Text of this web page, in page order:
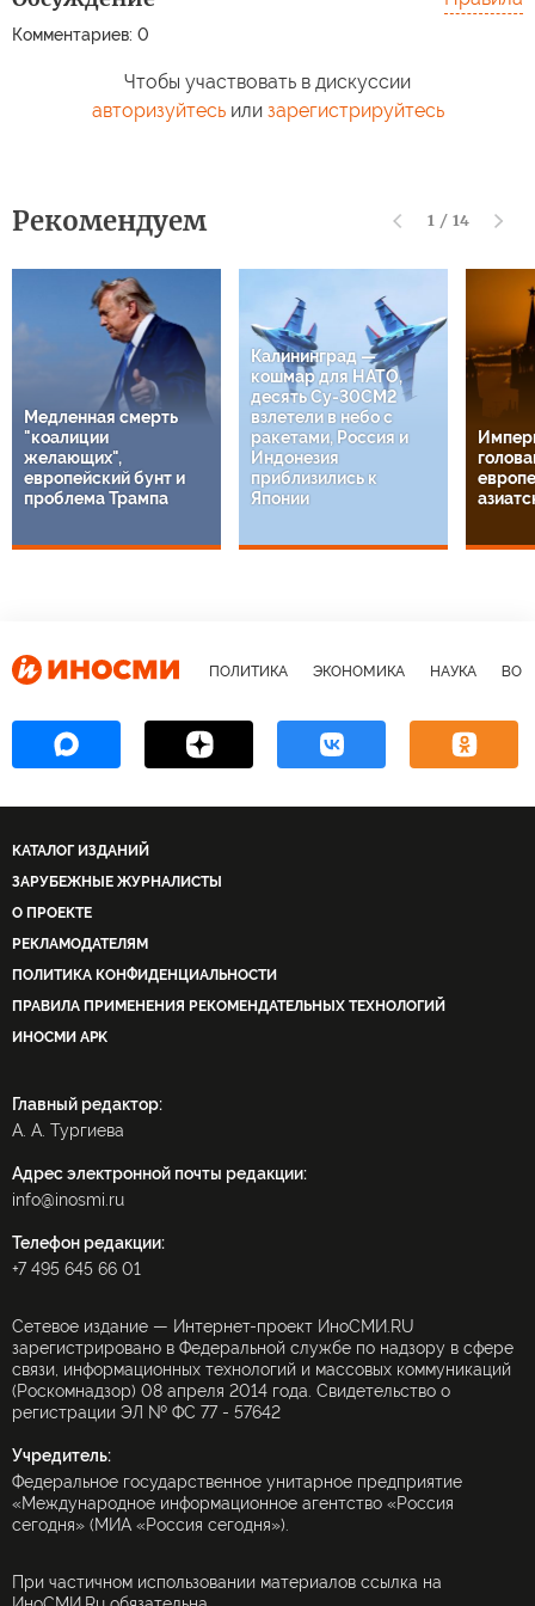
Комментариев: 0
Чтобы участвовать в дискуссии
авторизуйтесьили зарегистрируйтесь
Рекомендуем 1 / 14
Медленная смерть
"коалиции
желающих",
европейский бунт и
проблема Трампа
Калининград —
кошмар для НАТО,
десять Су-30СМ2
взлетели в небо с
ракетами, Россия и
Индонезия
приблизились к
Японии
ПОЛИТИКА ЭКОНОМИКА НАУКА
КАТАЛОГ ИЗДАНИЙ
ЗАРУБЕЖНЫЕ ЖУРНАЛИСТЫ
О ПРОЕКТЕ
РЕКЛАМОДАТЕЛЯМ
ПОЛИТИКА КОНФИДЕНЦИАЛЬНОСТИ
ПРАВИЛА ПРИМЕНЕНИЯ РЕКОМЕНДАТЕЛЬНЫХ ТЕХНОЛОГИЙ
ИНОСМИ APK
Главный редактор:
А. А. Тургиева
Адрес электронной почты редакции:
info@inosmi.ru
Телефон редакции:
+7 495 645 66 01
Сетевое издание — Интернет-проект ИноСМИ.RU
зарегистрировано в Федеральной службе по надзору в сфере
связи, информационных технологий и массовых коммуникаций
(Роскомнадзор) 08 апреля 2014 года. Свидетельство о
регистрации ЭЛ № ФС 77 - 57642
Учредитель:
Федеральное государственное унитарное предприятие
«Международное информационное агентство «Россия
сегодня» (МИА «Россия сегодня»).
При частичном использовании материалов ссылка на